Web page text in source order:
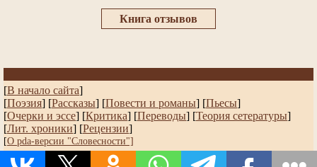
Книга отзывов
[В начало сайта]
[Поэзия] [Рассказы] [Повести и романы] [Пьесы]
[Очерки и эссе] [Критика] [Переводы] [Теория сетературы]
[Лит. хроники] [Рецензии]
[О pda-версии "Словесности"]